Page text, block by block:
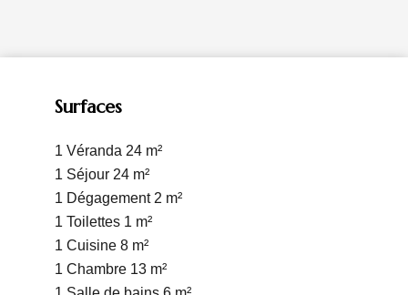
Surfaces
1 Véranda 24 m²
1 Séjour 24 m²
1 Dégagement 2 m²
1 Toilettes 1 m²
1 Cuisine 8 m²
1 Chambre 13 m²